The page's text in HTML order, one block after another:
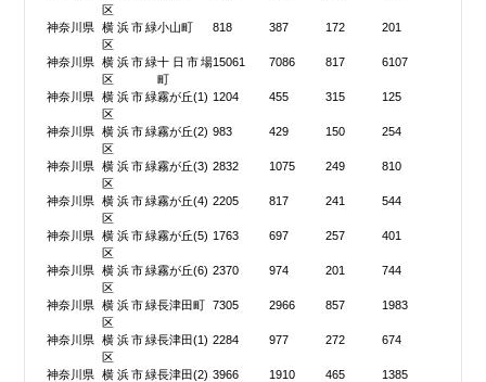
区
神奈川県
横浜市緑
区
小山町 818 387 172 201
神奈川県
横浜市緑
区
十日市場
町
15061 7086 817 6107
神奈川県
横浜市緑
区
霧が丘(1) 1204 455 315 125
神奈川県
横浜市緑
区
霧が丘(2) 983 429 150 254
神奈川県
横浜市緑
区
霧が丘(3) 2832 1075 249 810
神奈川県
横浜市緑
区
霧が丘(4) 2205 817 241 544
神奈川県
横浜市緑
区
霧が丘(5) 1763 697 257 401
神奈川県
横浜市緑
区
霧が丘(6) 2370 974 201 744
神奈川県
横浜市緑
区
長津田町 7305 2966 857 1983
神奈川県
横浜市緑
区
長津田(1) 2284 977 272 674
神奈川県
横浜市緑長津田(2) 3966 1910 465 1385